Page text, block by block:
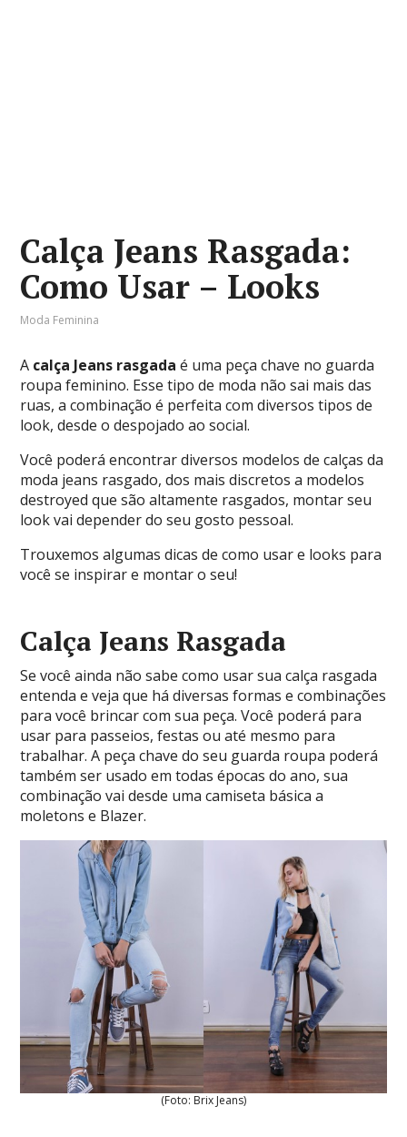
Calça Jeans Rasgada:
Como Usar – Looks
Moda Feminina
A calça Jeans rasgada é uma peça chave no guarda
roupa feminino. Esse tipo de moda não sai mais das
ruas, a combinação é perfeita com diversos tipos de
look, desde o despojado ao social.
Você poderá encontrar diversos modelos de calças da
moda jeans rasgado, dos mais discretos a modelos
destroyed que são altamente rasgados, montar seu
look vai depender do seu gosto pessoal.
Trouxemos algumas dicas de como usar e looks para
você se inspirar e montar o seu!
Calça Jeans Rasgada
Se você ainda não sabe como usar sua calça rasgada
entenda e veja que há diversas formas e combinações
para você brincar com sua peça. Você poderá para
usar para passeios, festas ou até mesmo para
trabalhar. A peça chave do seu guarda roupa poderá
também ser usado em todas épocas do ano, sua
combinação vai desde uma camiseta básica a
moletons e Blazer.
(Foto: Brix Jeans)